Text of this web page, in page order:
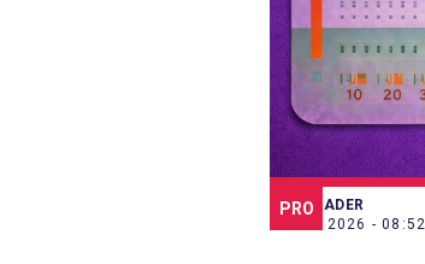
PRO
SCE TRADER
4 JUN. 2026 - 08:52